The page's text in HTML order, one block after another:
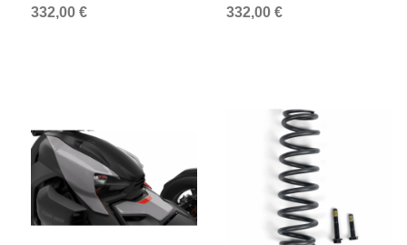
332,00 €
332,00 €